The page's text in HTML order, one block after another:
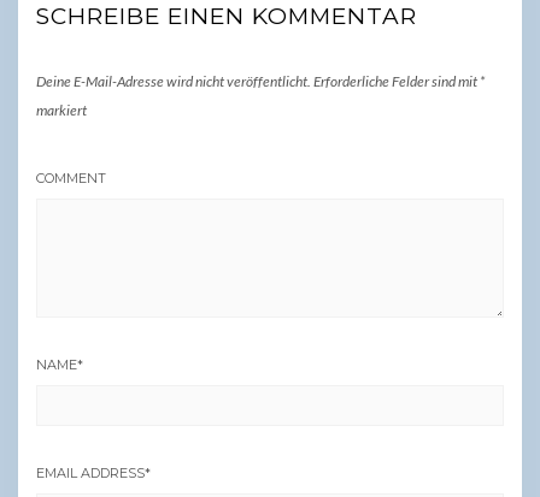
SCHREIBE EINEN KOMMENTAR
Deine E-Mail-Adresse wird nicht veröffentlicht. Erforderliche Felder sind mit *
markiert
COMMENT
NAME*
EMAIL ADDRESS*